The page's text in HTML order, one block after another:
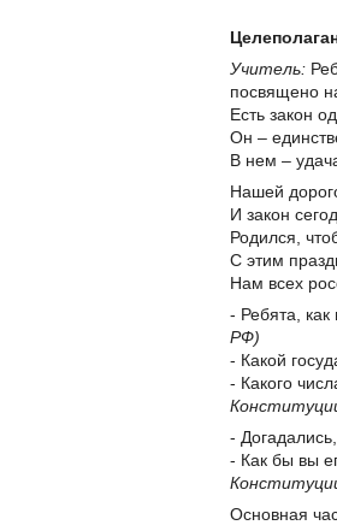
Учитель:
посвящено
Есть закон
Он –
В нем –
Нашей
И закон
Родился,
С этим
Нам всех
- Ребята, как
РФ)
- Какой
- Какого
-
- Как бы вы
Основная